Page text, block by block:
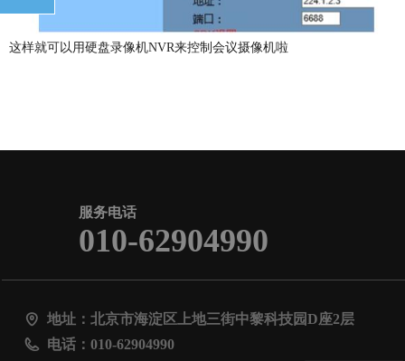
这样就可以用硬盘录像机NVR来控制会议摄像机啦
服务电话
010-62904990
地址： 北京市海淀区上地三街中黎科技园D座2层
电话： 010-62904990